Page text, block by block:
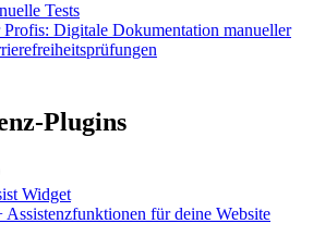
Tests
Profis: Digitale Dokumentation manueller
Plugins
Widget
Assistenzfunktionen für deine Website